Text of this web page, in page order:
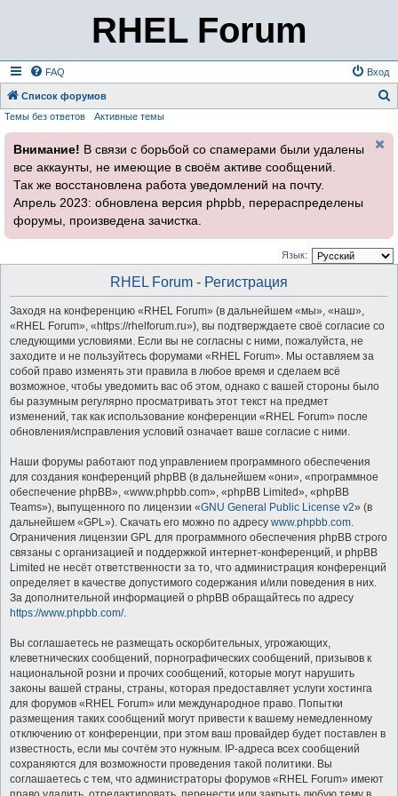
RHEL Forum
FAQ Вход
Список форумов
и
Темы без ответов Активные темы
Внимание! В связи с борьбой со спамерами были удалены
все аккаунты, не имеющие в своём активе сообщений.
Так же восстановлена работа уведомлений на почту.
Апрель 2023: обновлена версия phpbb, перераспределены
форумы, произведена зачистка.
Язык:
RHEL Forum - Регистрация
Заходя на конференцию «RHEL Forum» (в дальнейшем «мы», «наш»,
«RHEL Forum», «https://rhelforum.ru»), вы подтверждаете своё согласие со
следующими условиями. Если вы не согласны с ними, пожалуйста, не
заходите и не пользуйтесь форумами «RHEL Forum». Мы оставляем за
собой право изменять эти правила в любое время и сделаем всё
возможное, чтобы уведомить вас об этом, однако с вашей стороны было
бы разумным регулярно просматривать этот текст на предмет
изменений, так как использование конференции «RHEL Forum» после
обновления/исправления условий означает ваше согласие с ними.
Наши форумы работают под управлением программного обеспечения
для создания конференций phpBB (в дальнейшем «они», «программное
обеспечение phpBB», «www.phpbb.com», «phpBB Limited», «phpBB
Teams»), выпущенного по лицензии «GNU General Public License v2» (в
дальнейшем «GPL»). Скачать его можно по адресу www.phpbb.com.
Ограничения лицензии GPL для программного обеспечения phpBB строго
связаны с организацией и поддержкой интернет-конференций, и phpBB
Limited не несёт ответственности за то, что администрация конференций
определяет в качестве допустимого содержания и/или поведения в них.
За дополнительной информацией о phpBB обращайтесь по адресу
https://www.phpbb.com/.
Вы соглашаетесь не размещать оскорбительных, угрожающих,
клеветнических сообщений, порнографических сообщений, призывов к
национальной розни и прочих сообщений, которые могут нарушить
законы вашей страны, страны, которая предоставляет услуги хостинга
для форумов «RHEL Forum» или международное право. Попытки
размещения таких сообщений могут привести к вашему немедленному
отключению от конференции, при этом ваш провайдер будет поставлен в
известность, если мы сочтём это нужным. IP-адреса всех сообщений
сохраняются для возможности проведения такой политики. Вы
соглашаетесь с тем, что администраторы форумов «RHEL Forum» имеют